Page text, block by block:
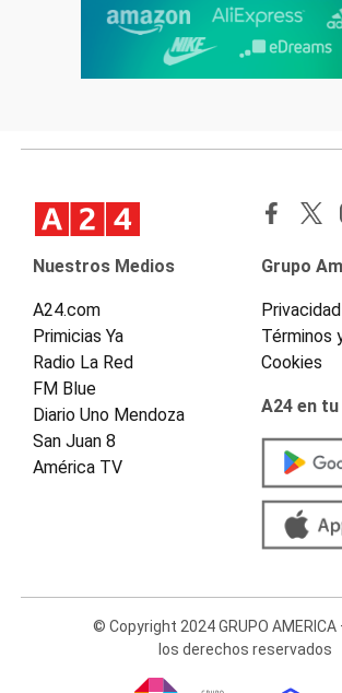
Nuestros Medios
A24.com
Primicias Ya
Radio La Red
FM Blue
Diario Uno Mendoza
San Juan 8
América TV
Grupo
Privacidad
Términos
Cookies
A24 en
© Copyright 2024 GRUPO
los derechos reservados